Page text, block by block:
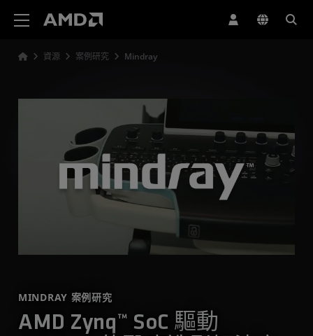
資源 案例研究 Mindray
MINDRAY 案例研究
AMD Zynq™ SoC 驅動